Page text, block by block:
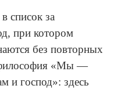
список за
при котором
без повторных
философия «Мы —
и господ»: здесь